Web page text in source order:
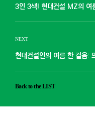
3인 3색! 현대건설 MZ의 여
NEXT
현대건설인의 여름 한 걸음:
Back to the LIST